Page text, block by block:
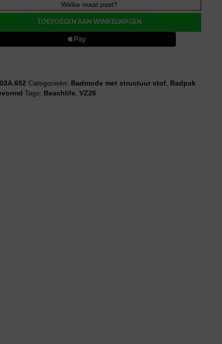
Welke maat past?
TOEVOEGEN AAN WINKELWAGEN
Categorieën: Badmode met structuur stof Badpak
Tags: Beachlife ,VZ26